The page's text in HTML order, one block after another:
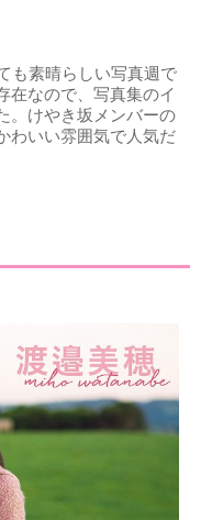
も素晴らしい写真週で
在なので、写真集のイ
。けやき坂メンバーの
わいい雰囲気で人気だ